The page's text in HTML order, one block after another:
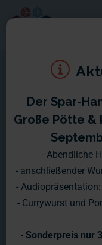
Special
Gruselige
Der Spar-
Große Pötte &
- Abendliche
- anschließender
-
- Currywurst und
- Sonderpreis nur